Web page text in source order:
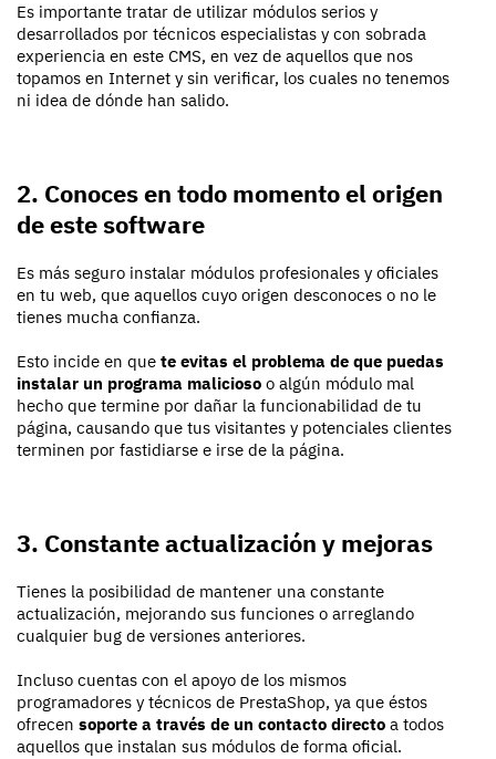
Es importante tratar de utilizar módulos serios y
desarrollados por técnicos especialistas y con sobrada
experiencia en este CMS, en vez de aquellos que nos
topamos en Internet y sin verificar, los cuales no tenemos
ni idea de dónde han salido.
2. Conoces en todo momento el origen
de este software
Es más seguro instalar módulos profesionales y oficiales
en tu web, que aquellos cuyo origen desconoces o no le
tienes mucha confianza.
Esto incide en que te evitas el problema de que puedas
instalar un programa malicioso o algún módulo mal
hecho que termine por dañar la funcionabilidad de tu
página, causando que tus visitantes y potenciales clientes
terminen por fastidiarse e irse de la página.
3. Constante actualización y mejoras
Tienes la posibilidad de mantener una constante
actualización, mejorando sus funciones o arreglando
cualquier bug de versiones anteriores.
Incluso cuentas con el apoyo de los mismos
programadores y técnicos de PrestaShop, ya que éstos
ofrecen soporte a través de un contacto directo a todos
aquellos que instalan sus módulos de forma oficial.